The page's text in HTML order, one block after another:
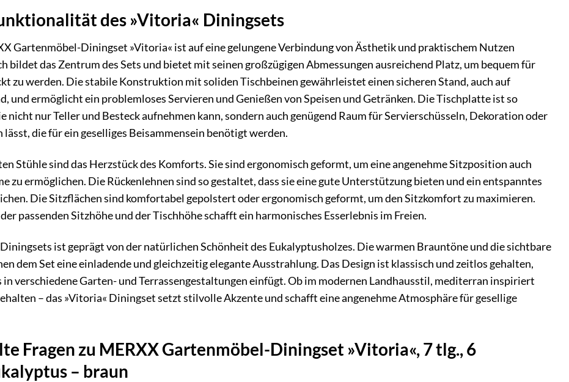
des »Vitoria« Diningsets
Gartenmöbel-Diningset »Vitoria« ist auf eine gelungene Verbindung von Ästhetik und praktischem Nutzen
bildet das Zentrum des Sets und bietet mit seinen großzügigen Abmessungen ausreichend Platz, um bequem für
zu werden. Die stabile Konstruktion mit soliden Tischbeinen gewährleistet einen sicheren Stand, auch auf
und ermöglicht ein problemloses Servieren und Genießen von Speisen und Getränken. Die Tischplatte ist so
nicht nur Teller und Besteck aufnehmen kann, sondern auch genügend Raum für Servierschüsseln, Dekoration oder
die für ein geselliges Beisammensein benötigt werden.
Stühle sind das Herzstück des Komforts. Sie sind ergonomisch geformt, um eine angenehme Sitzposition auch
zu ermöglichen. Die Rückenlehnen sind so gestaltet, dass sie eine gute Unterstützung bieten und ein entspanntes
Die Sitzflächen sind komfortabel gepolstert oder ergonomisch geformt, um den Sitzkomfort zu maximieren.
passenden Sitzhöhe und der Tischhöhe schafft ein harmonisches Esserlebnis im Freien.
ist geprägt von der natürlichen Schönheit des Eukalyptusholzes. Die warmen Brauntöne und die sichtbare
dem Set eine einladende und gleichzeitig elegante Ausstrahlung. Das Design ist klassisch und zeitlos gehalten,
in verschiedene Garten- und Terrassengestaltungen einfügt. Ob im modernen Landhausstil, mediterran inspiriert
– das »Vitoria« Diningset setzt stilvolle Akzente und schafft eine angenehme Atmosphäre für gesellige
Fragen zu MERXX Gartenmöbel-Diningset »Vitoria«, 7 tlg., 6
– braun